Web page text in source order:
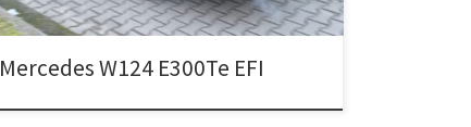
Mercedes W124 E300Te EFI